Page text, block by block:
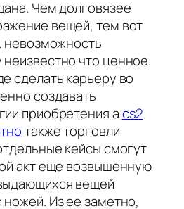
Чем долговязее
вещей, тем вот
невозможность
что ценное.
сделать карьеру во
создавать
приобретения аcs2
также торговли
кейсы смогут
акт еще возвышенную
вещей
Из ее заметно,